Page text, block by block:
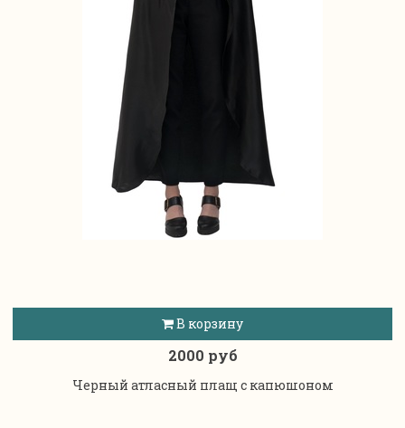
В корзину
2000 руб
Черный атласный плащ с капюшоном